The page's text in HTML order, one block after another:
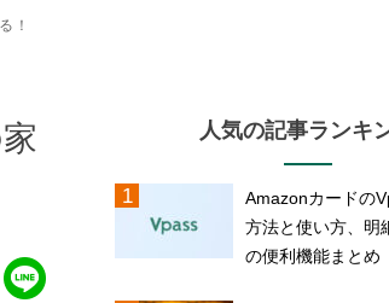
！
人気の記事ランキ
Amazonカードの
方法と使い方、明
の便利機能まとめ